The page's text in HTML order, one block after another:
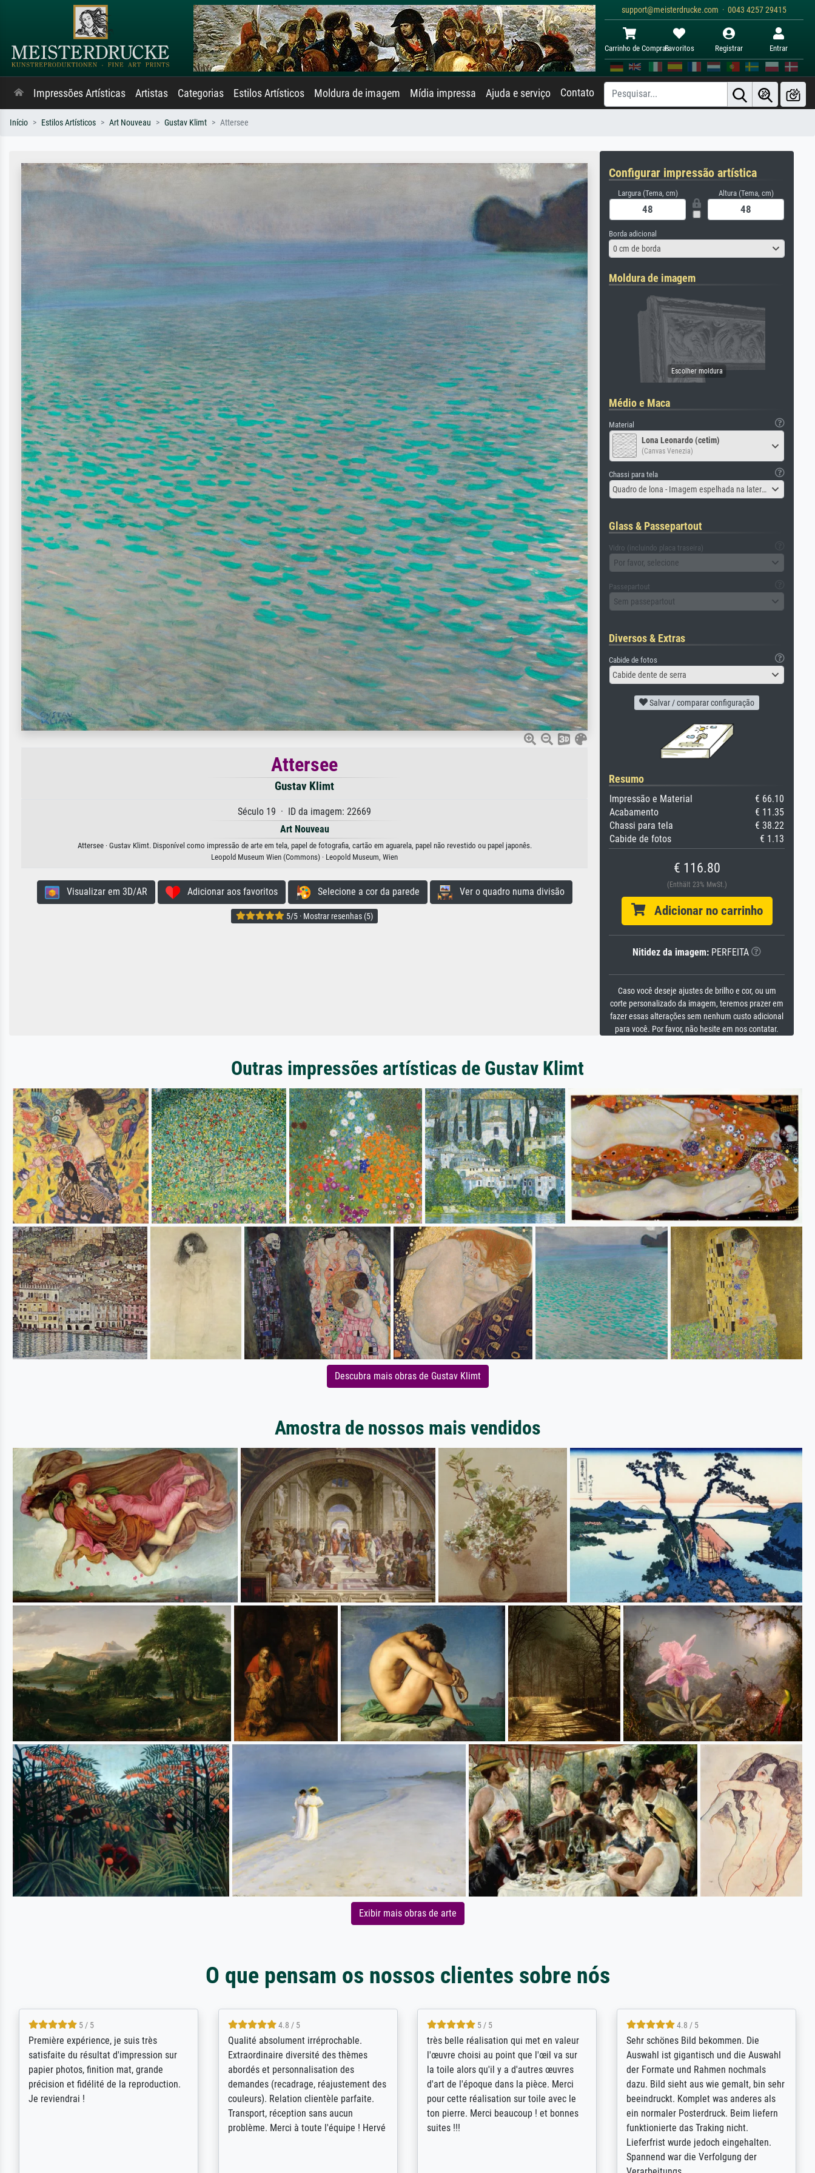
support@meisterdrucke.com · 0043 4257 29415
Carrinho de ComprasFavoritos Registrar Entrar
Impressões Artísticas Artistas Categorias Estilos Artísticos Moldura de imagem Mídia impressa Ajuda e serviço Contato
Início Estilos Artísticos Art Nouveau Gustav Klimt Attersee
Attersee
Gustav Klimt
Século 19 · ID da imagem: 22669
Art Nouveau
Attersee · Gustav Klimt. Disponível como impressão de arte em tela, papel de fotografia, cartão em aguarela, papel não revestido ou papel japonês.
Leopold Museum Wien (Commons) · Leopold Museum, Wien
Visualizar em 3D/AR Adicionar aos favoritos Selecione a cor da parede Ver o quadro numa divisão
5/5 · Mostrar resenhas (5)
Configurar impressão artística
Largura (Tema, cm) Altura (Tema, cm)
Borda adicional
0 cm de borda
Moldura de imagem
Médio e Maca
Material
Lona Leonardo (cetim)
(Canvas Venezia)
Chassi para tela
Quadro de lona - Imagem espelhada na lateral
Glass & Passepartout
Vidro (incluindo placa traseira)
Por favor, selecione
Passepartout
Sem passepartout
Diversos & Extras
Cabide de fotos
Cabide dente de serra
Salvar / comparar configuração
Resumo
Impressão e Material
€ 66.10
Acabamento
€ 11.35
Chassi para tela
€ 38.22
Cabide de fotos
€ 1.13
€ 116.80
(Enthält 23% MwSt.)
Adicionar no carrinho
Nitidez da imagem: PERFEITA
Caso você deseje ajustes de brilho e cor, ou um
corte personalizado da imagem, teremos prazer em
fazer essas alterações sem nenhum custo adicional
para você. Por favor, não hesite em nos contatar.
Outras impressões artísticas de Gustav Klimt
Descubra mais obras de Gustav Klimt
Amostra de nossos mais vendidos
Exibir mais obras de arte
O que pensam os nossos clientes sobre nós
4.5 / 5
ik beoordeel Meisterdrucke zeer
positief. Door de 69505 beschikbare
kunstenaars scrollen is echter
onbegonnen werk (na stoppen begint
het weer van voor af aan). Als er naar
5 / 5
Wow....ich bin sehr über die Qualität
erstaunt. Diese Drucke haben all´meine
Erwartungen übertroffen. Desgleichen
der Ablauf der Bestellung. Grosses
Kompliment.
4 / 5
De levering door Bpost was absoluut
desastreus. De gemelde leveringstijd
sloeg nergens op. Er werd niet
aangebeld en niet geleverd op de
voorziene dag. Er werd ook geen
duidelijke informatie gegeven over wat
er dan met het pakket ging gebeuren.
4.8 / 5
So, I ordered a large print of The
Annunciation by Fra Angelico from a
very large and popular American
"art/poster" site advertising giclee print
quality. The quality for a large print was
atrocious. They refunded me when I sent
pictures of the blurry print vs. a
Wikipedia commons representation.
They stated they couldn't do ...